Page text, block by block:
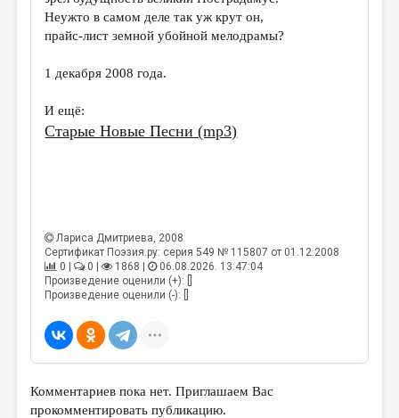
ЛИТЕРАТУРОВЕДЕНИЕ
КУЛЬТУРОВЕДЕНИЕ
ПУБЛИЦИСТИКА
РЕЦЕНЗИРОВАНИЕ
ЦИКЛЫ ПУБЛИКАЦИЙ
ВКОНТАКТЕ
Неужто в самом деле так уж крут он,
прайс-лист земной убойной мелодрамы?
1 декабря 2008 года.
И ещё:
Старые Новые Песни (mp3)
Лариса Дмитриева, 2008
Сертификат Поэзия.ру: серия 549 № 115807 от 01.12.2008
0 |
0 | 1868 |
06.08.2026. 13:47:04
Произведение оценили (+): []
Произведение оценили (-): []
Комментариев пока нет. Приглашаем Вас
прокомментировать публикацию.